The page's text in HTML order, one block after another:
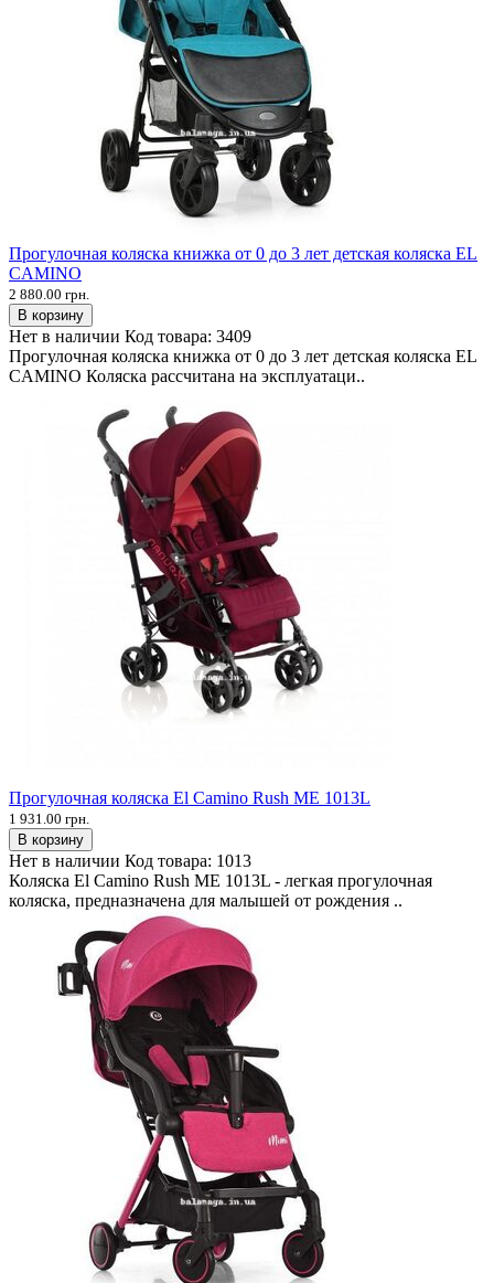
Прогулочная коляска книжка от 0 до 3 лет детская коляска EL
CAMINO
2 880.00 грн.
В корзину
Нет в наличии Код товара: 3409
Прогулочная коляска книжка от 0 до 3 лет детская коляска EL
CAMINO Коляска рассчитана на эксплуатаци..
Прогулочная коляска El Camino Rush ME 1013L
1 931.00 грн.
В корзину
Нет в наличии Код товара: 1013
Коляска El Camino Rush ME 1013L - легкая прогулочная
коляска, предназначена для малышей от рождения ..